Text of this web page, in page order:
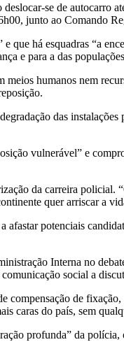
se de autocarro
junto ao Comando
que há esquadras “a
e para a das
humanos nem
das
vulnerável” e
da carreira
quer arriscar a
potenciais
Interna no
social a
compensação de
caras do país, sem
profunda” da